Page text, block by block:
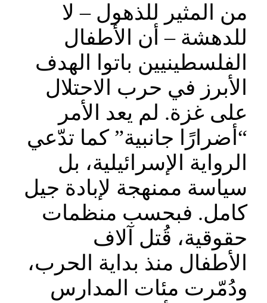
من المثير للذهول – لا
للدهشة – أن الأطفال
الفلسطينيين باتوا الهدف
الأبرز في حرب الاحتلال
على غزة. لم يعد الأمر
“أضرارًا جانبية” كما تدّعي
الرواية الإسرائيلية، بل
سياسة ممنهجة لإبادة جيل
كامل. فبحسب منظمات
حقوقية، قُتل آلاف
الأطفال منذ بداية الحرب،
ودُمّرت مئات المدارس